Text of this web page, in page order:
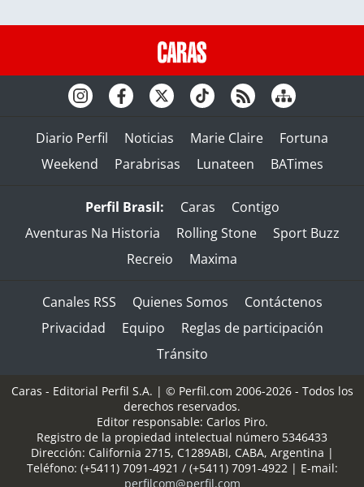
Diario Perfil Noticias Marie Claire
Fortuna
Weekend
Parabrisas Lunateen BATimes
Perfil Brasil: Caras
Contigo
Aventuras Na Historia
Rolling Stone
Sport Buzz
Recreio
Maxima
Canales RSS Quienes Somos
Contáctenos
Privacidad
Equipo
Reglas de participación
Tránsito
Caras - Editorial Perfil S.A. | © Perfil.com 2006-2026 - Todos los
derechos reservados.
Editor responsable: Carlos Piro.
Registro de la propiedad intelectual número 5346433
Dirección: California 2715, C1289ABI, CABA, Argentina |
Teléfono: (+5411) 7091-4921 / (+5411) 7091-4922| E-mail:
perfilcom@perfil.com